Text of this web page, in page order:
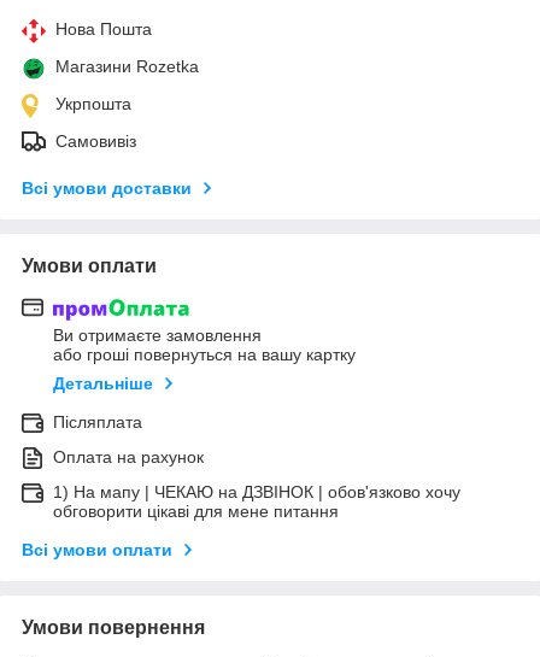
Нова Пошта
Магазини Rozetka
Укрпошта
Самовивіз
Всі умови доставки
Умови оплати
Ви отримаєте замовлення
або гроші повернуться на вашу картку
Детальніше
Післяплата
Оплата на рахунок
1) На мапу | ЧЕКАЮ на ДЗВІНОК | обов'язково хочу
обговорити цікаві для мене питання
Всі умови оплати
Умови повернення